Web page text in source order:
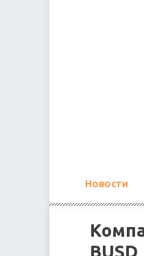
Новости
BUSD